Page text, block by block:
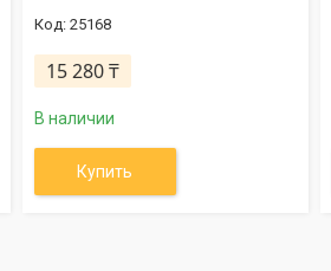
25168
15 280 ₸
В наличии
Купить